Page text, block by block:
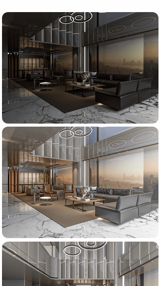
mô phỏng hoàn hảo cơ chế đóng mở lỗ khí của thực
vật. Đây là câu trả lời mang tính chiến lược cho bài
toán sống trong lành tại các đô thị nén hiện nay.